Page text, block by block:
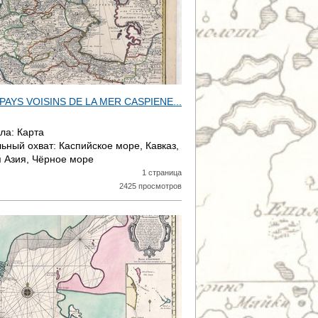
VOISINS DE LA MER CASPIENE...
Карта
охват: Каспийское море, Кавказ,
Чёрное море
1 страница
2425 просмотров